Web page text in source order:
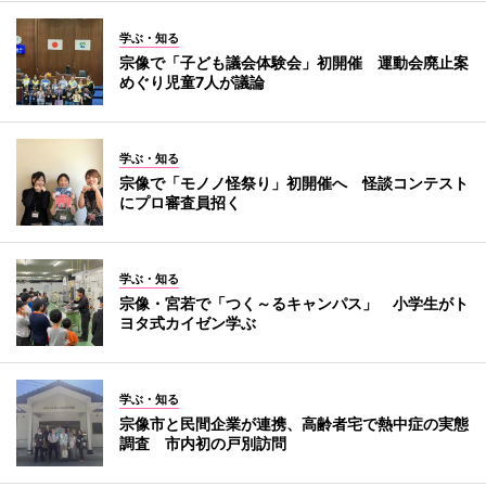
学ぶ・知る
宗像で「子ども議会体験会」初開催 運動会廃止案
めぐり児童7人が議論
学ぶ・知る
宗像で「モノノ怪祭り」初開催へ 怪談コンテスト
にプロ審査員招く
学ぶ・知る
宗像・宮若で「つく～るキャンパス」 小学生がト
ヨタ式カイゼン学ぶ
学ぶ・知る
宗像市と民間企業が連携、高齢者宅で熱中症の実態
調査 市内初の戸別訪問